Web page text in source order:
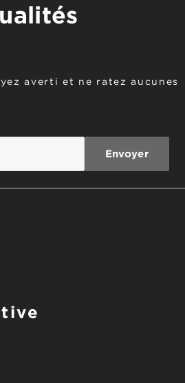
averti et ne ratez aucunes